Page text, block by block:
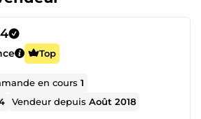
Top
en cours1
Vendeur depuisAoût 2018